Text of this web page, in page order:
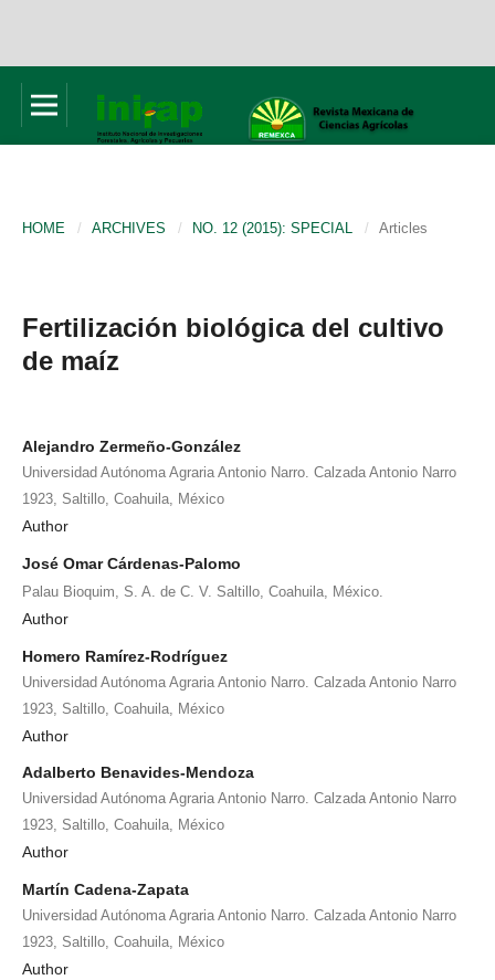
HOME / ARCHIVES / NO. 12 (2015): SPECIAL / Articles
Fertilización biológica del cultivo
de maíz
Alejandro Zermeño-González
Universidad Autónoma Agraria Antonio Narro. Calzada Antonio Narro
1923, Saltillo, Coahuila, México
Author
José Omar Cárdenas-Palomo
Palau Bioquim, S. A. de C. V. Saltillo, Coahuila, México.
Author
Homero Ramírez-Rodríguez
Universidad Autónoma Agraria Antonio Narro. Calzada Antonio Narro
1923, Saltillo, Coahuila, México
Author
Adalberto Benavides-Mendoza
Universidad Autónoma Agraria Antonio Narro. Calzada Antonio Narro
1923, Saltillo, Coahuila, México
Author
Martín Cadena-Zapata
Universidad Autónoma Agraria Antonio Narro. Calzada Antonio Narro
1923, Saltillo, Coahuila, México
Author